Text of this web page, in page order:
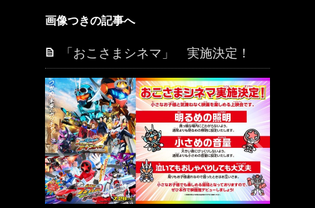
画像つきの記事へ
「おこさまシネマ」 実施決定！